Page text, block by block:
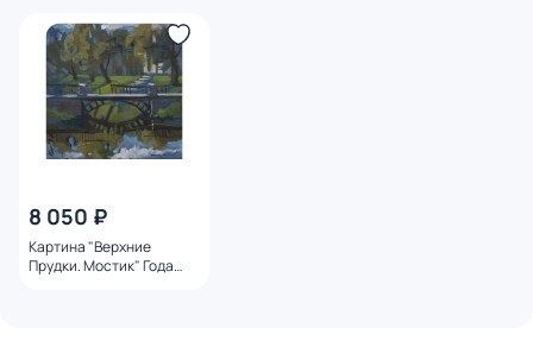
8 050 ₽
Картина "Верхние
Прудки. Мостик" Года